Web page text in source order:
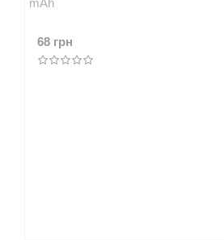
68 грн